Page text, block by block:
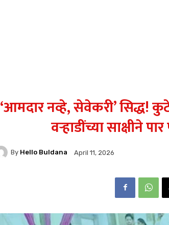
‘आमदार नव्हे, सेवेकरी’ सिद्ध!
वऱ्हाडींच्या साक्षीने
By Hello Buldana April 11, 2026